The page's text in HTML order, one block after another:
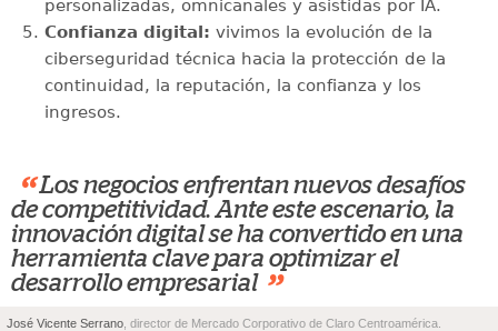
personalizadas, omnicanales y asistidas por IA.
Confianza digital: vivimos la evolución de la
ciberseguridad técnica hacia la protección de la
continuidad, la reputación, la confianza y los
ingresos.
“ Los negocios enfrentan nuevos desafíos
de competitividad. Ante este escenario, la
innovación digital se ha convertido en una
herramienta clave para optimizar el
desarrollo empresarial ”
José Vicente Serrano , director de Mercado Corporativo de Claro Centroamérica.